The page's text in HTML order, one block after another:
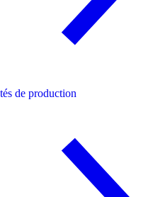
de production